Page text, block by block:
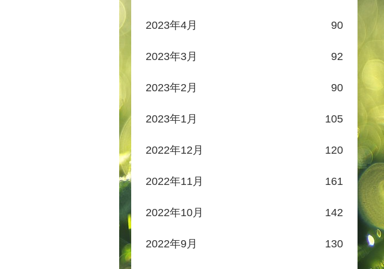
2023年4月 90
2023年3月 92
2023年2月 90
2023年1月 105
2022年12月 120
2022年11月 161
2022年10月 142
2022年9月 130